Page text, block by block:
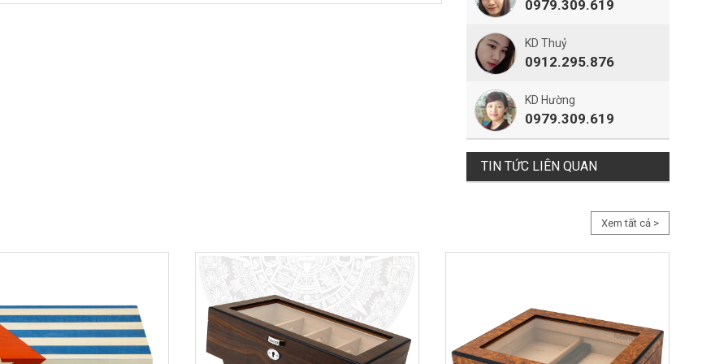
0979.309.619
KD Thuỷ
0912.295.876
KD Hường
0979.309.619
TIN TỨC LIÊN QUAN
Xem tất cả >